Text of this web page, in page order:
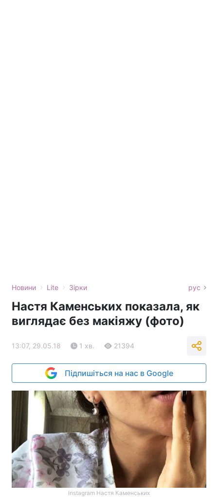
Новини › Lite › Зірки рус
Настя Каменських показала, як
виглядає без макіяжу (фото)
13:07, 29.05.18 1 хв. 21394
Підпишіться на нас в Google
Instagram Настя Каменських